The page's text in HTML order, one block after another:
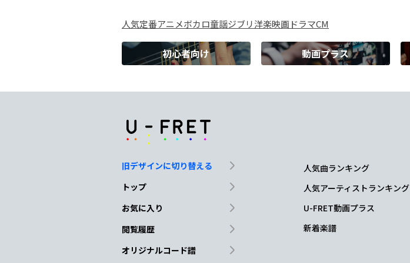
正しさなん てど うでもよかっ た
愛をし
Cmaj7
てるか
G
ら
D
祈ってい
G
るんだ 今
Cmaj7
も
G Cmaj7 G
Cmaj7
人気定番アニメボカロ童謡ジブリ洋楽映画ドラマCM
初心者向け 動画プラス
旧デザインに切り替える
トップ
お気に入り
閲覧履歴
オリジナルコード譜
人気曲ランキング
人気アーティストランキング
U-FRET動画プラス
新着楽譜